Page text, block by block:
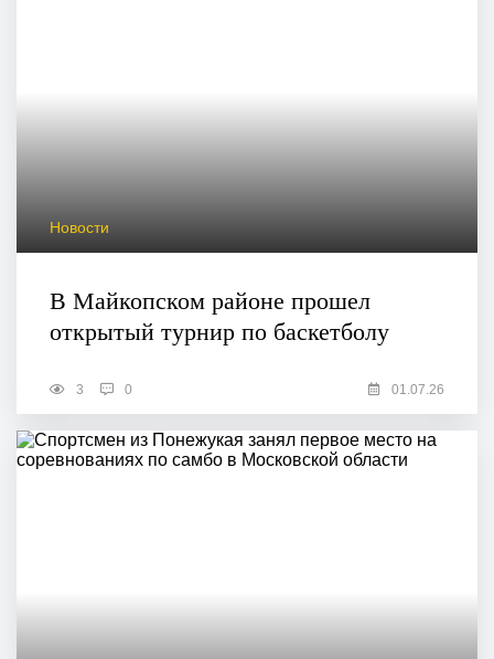
Новости
В Майкопском районе прошел
открытый турнир по баскетболу
3 0 01.07.26